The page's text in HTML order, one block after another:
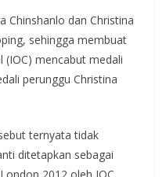
Chinshanlo dan Christina
sehingga membuat
mencabut medali
perunggu Christina
ternyata tidak
ditetapkan sebagai
2012 oleh IOC.